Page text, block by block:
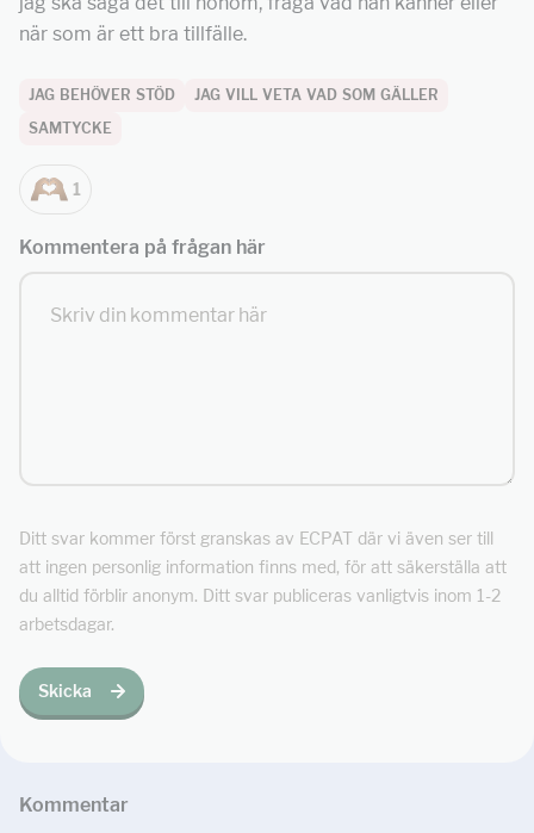
när som är ett bra tillfälle.
JAG BEHÖVER STÖD
JAG VILL VETA VAD SOM GÄLLER
SAMTYCKE
1
Kommentera på frågan här
Ditt svar kommer först granskas av ECPAT där vi även ser till
att ingen personlig information finns med, för att säkerställa att
du alltid förblir anonym. Ditt svar publiceras vanligtvis inom 1-2
arbetsdagar.
Skicka
Kommentar